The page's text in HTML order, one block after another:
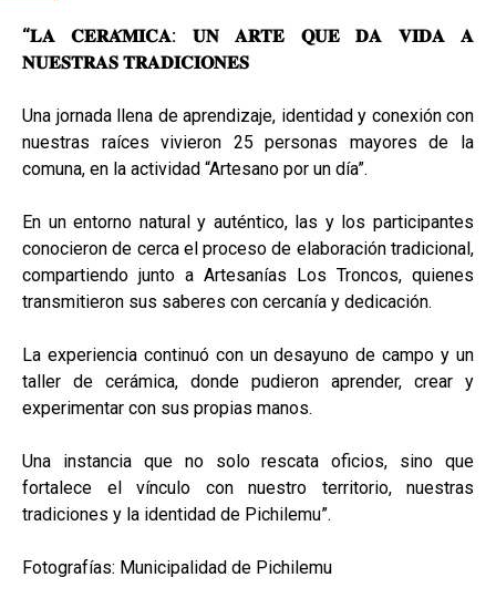
“𝐋𝐀 𝐂𝐄𝐑𝐀𝐌𝐈𝐂𝐀: 𝐔𝐍 𝐀𝐑𝐓𝐄 𝐐𝐔𝐄 𝐃𝐀 𝐕𝐈𝐃𝐀
𝐀
𝐍𝐔𝐄𝐒𝐓𝐑𝐀𝐒 𝐓𝐑𝐀𝐃𝐈𝐂𝐈𝐎𝐍𝐄𝐒
Una jornada llena de aprendizaje, identidad y conexión con
nuestras raíces vivieron 25 personas mayores de la
comuna, en la actividad “Artesano por un día”.
En un entorno natural y auténtico, las y los participantes
conocieron de cerca el proceso de elaboración tradicional,
compartiendo junto a Artesanías Los Troncos, quienes
transmitieron sus saberes con cercanía y dedicación.
La experiencia continuó con un desayuno de campo y un
taller de cerámica, donde pudieron aprender, crear y
experimentar con sus propias manos.
Una instancia que no solo rescata oficios, sino que
fortalece el vínculo con nuestro territorio, nuestras
tradiciones y la identidad de Pichilemu”.
Fotografías: Municipalidad de Pichilemu